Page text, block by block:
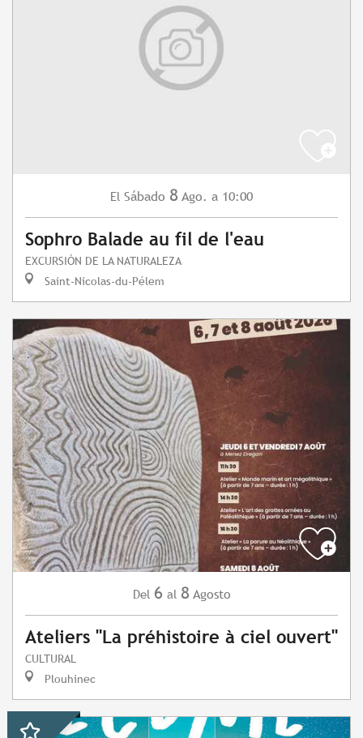
El Sábado 8 Ago. a 10:00
Sophro Balade au fil de l'eau
EXCURSIÓN DE LA NATURALEZA
Saint-Nicolas-du-Pélem
Del 6 al 8 Agosto
Ateliers "La préhistoire à ciel ouvert"
CULTURAL
Plouhinec